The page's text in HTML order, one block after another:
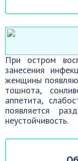
При остром
занесения
женщины
тошнота,
аппетита,
появляется
неустойчивость.